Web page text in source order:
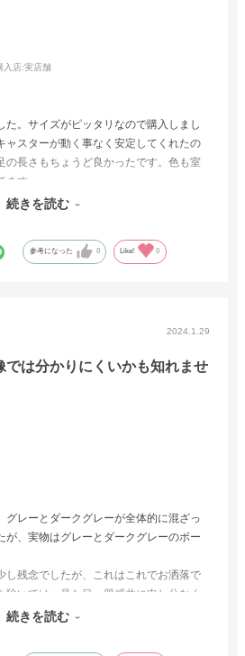
入店:実店舗
た。サイズがピッタリなので購入しまし
ャスターが動く事なく安定してくれたの
の長さもちょうど良かったです。色も室
す。
たと思います。展示品のため、価格も嬉
続きを読む
参考になった 0 Like! 0
2024.1.29
では分かりにくいかも知れませ
グレーとダークグレーが全体的に混ざっ
が、実物はグレーとダークグレーのボー
し残念でしたが、これはこれでお洒落で
除いては、見た目、質感共に申し分なく
続きを読む